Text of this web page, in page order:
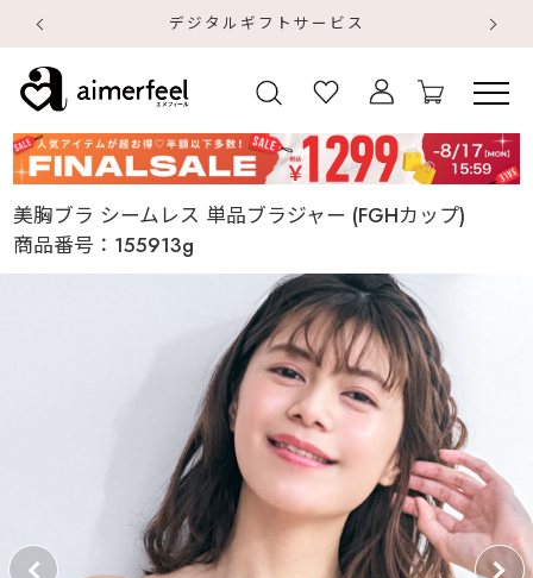
デジタルギフトサービス
美胸ブラ シームレス 単品ブラジャー (FGHカップ)
商品番号： 155913g